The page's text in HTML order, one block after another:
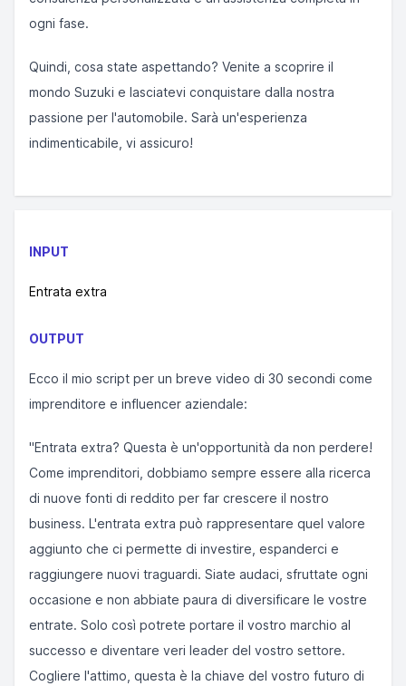
ogni fase.
Quindi, cosa state aspettando? Venite a scoprire il
mondo Suzuki e lasciatevi conquistare dalla nostra
passione per l'automobile. Sarà un'esperienza
indimenticabile, vi assicuro!
INPUT
Entrata extra
OUTPUT
Ecco il mio script per un breve video di 30 secondi come
imprenditore e influencer aziendale:
"Entrata extra? Questa è un'opportunità da non perdere!
Come imprenditori, dobbiamo sempre essere alla ricerca
di nuove fonti di reddito per far crescere il nostro
business. L'entrata extra può rappresentare quel valore
aggiunto che ci permette di investire, espanderci e
raggiungere nuovi traguardi. Siate audaci, sfruttate ogni
occasione e non abbiate paura di diversificare le vostre
entrate. Solo così potrete portare il vostro marchio al
successo e diventare veri leader del vostro settore.
Cogliere l'attimo, questa è la chiave del vostro futuro di